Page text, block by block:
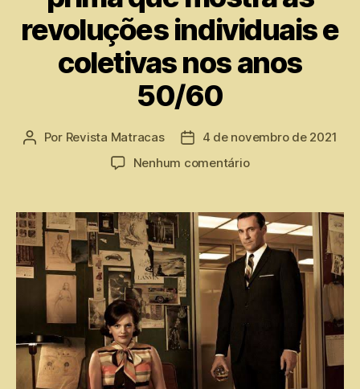
revoluções individuais e
coletivas nos anos
50/60
Por Revista Matracas
4 de novembro de 2021
Nenhum comentário